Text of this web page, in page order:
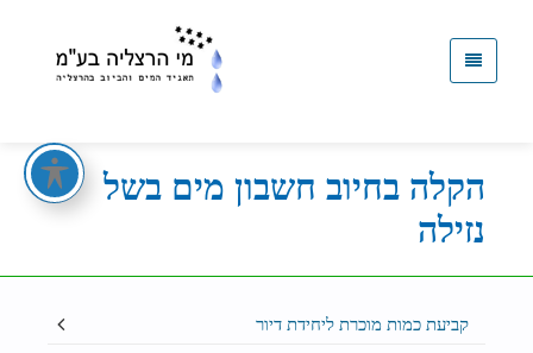
הקלה בחיוב חשבון מים בשל
נזילה
קביעת כמות מוכרת ליחידת דיור